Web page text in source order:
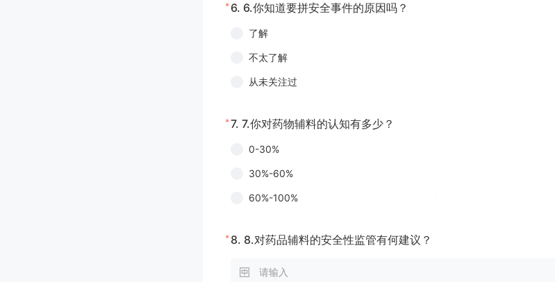
* 6. 6.你知道要拼安全事件的原因吗？
了解
不太了解
从未关注过
*7. 7.你对药物辅料的认知有多少？
0-30%
30%-60%
60%-100%
* 8. 8.对药品辅料的安全性监管有何建议？